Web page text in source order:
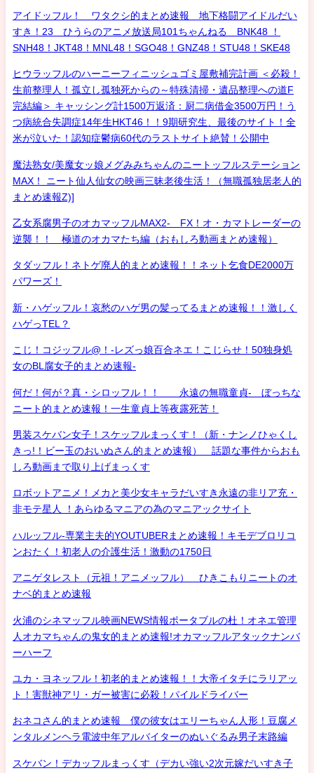
アイドッフル！ ワタクシ的まとめ速報 地下格闘アイドルだい
すき！23 ひうらのアニメ放送局101ちゃんねる BNK48 ！
SNH48！JKT48！MNL48！SGO48！GNZ48！STU48！SKE48
ヒウラッフルのハーニーフィニッシュゴミ屋敷補完計画 ＜必殺！
生前整理人！孤立し孤独死からの～特殊清掃・遺品整理への道F
完結編＞ キャッシング計1500万返済：厨二病借金3500万円！う
つ病統合失調症14年生HKT46！！9期研究生、最後のサイト！全
米が泣いた！認知症鬱病60代のラストサイト絶賛！公開中
魔法熟女/美魔女ッ娘メグみみちゃんのニートッフルステーション
MAX！ ニート仙人仙女の映画三昧老後生活！（無職孤独居老人的
まとめ速報Z)]
乙女系腐男子のオカマッフルMAX2- FX！オ・カマトレーダーの
逆襲！！ 極道のオカマたち編（おもしろ動画まとめ速報）
タダッフル！ネトゲ廃人的まとめ速報！！ネット乞食DE2000万
パワーズ！
新・ハゲッフル！哀愁のハゲ男の髪ってるまとめ速報！！激しく
ハゲっTEL？
こじ！コジッフル@！-レズっ娘百合ネエ！こじらせ！50独身処
女のBL腐女子的まとめ速報-
何だ！何が？真・シロッフル！！ 永遠の無職童貞- ぼっちな
ニート的まとめ速報！一生童貞上等夜露死苦！
男装スケバン女子！スケッフルまっくす！（新・ナンノひゃくし
きっ!！ビー玉のおいぬさん的まとめ速報） 話題な事件からおも
しろ動画まで取り上げまっくす
ロボットアニメ！メカと美少女キャラだいすき永遠の非リア充・
非モテ星人 ！あらゆるマニアの為のマニアックサイト
ハルッフル-専業主夫的YOUTUBERまとめ速報！キモデブロリコ
ンおたく！初老人の介護生活！激動の1750日
アニゲタレスト（元祖！アニメッフル） ひきこもりニートのオ
ナベ的まとめ速報
火浦のシネマッフル映画NEWS情報ポータブルの杜！オネエ管理
人オカマちゃんの鬼女的まとめ速報!オカマッフルアタックナンバ
ーハーフ
ユカ・ヨネッフル！初老的まとめ速報！！大帝イタチにラリアッ
ト！害獣神アリ・ガー被害に必殺！パイルドライバー
おネコさん的まとめ速報 僕の彼女はエリーちゃん人形！豆腐メ
ンタルメンヘラ電波中年アルバイターのぬいぐるみ男子末路編
スケバン！デカッフルまっくす（デカい強い2次元嫁だいすき子